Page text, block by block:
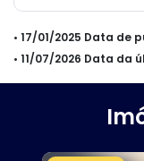
• 17/01/2025 Data de
• 11/07/2026 Data da